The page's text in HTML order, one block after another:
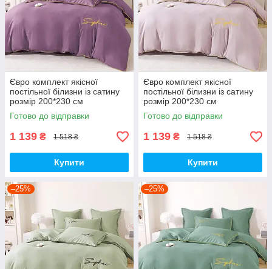
Євро комплект якісної
постільної білизни із сатину
розмір 200*230 см
Готово до відправки
1 139 ₴ 1 518 ₴
Купити
Євро комплект якісної
постільної білизни із сатину
розмір 200*230 см
Готово до відправки
1 139 ₴ 1 518 ₴
Купити
–25% –25%